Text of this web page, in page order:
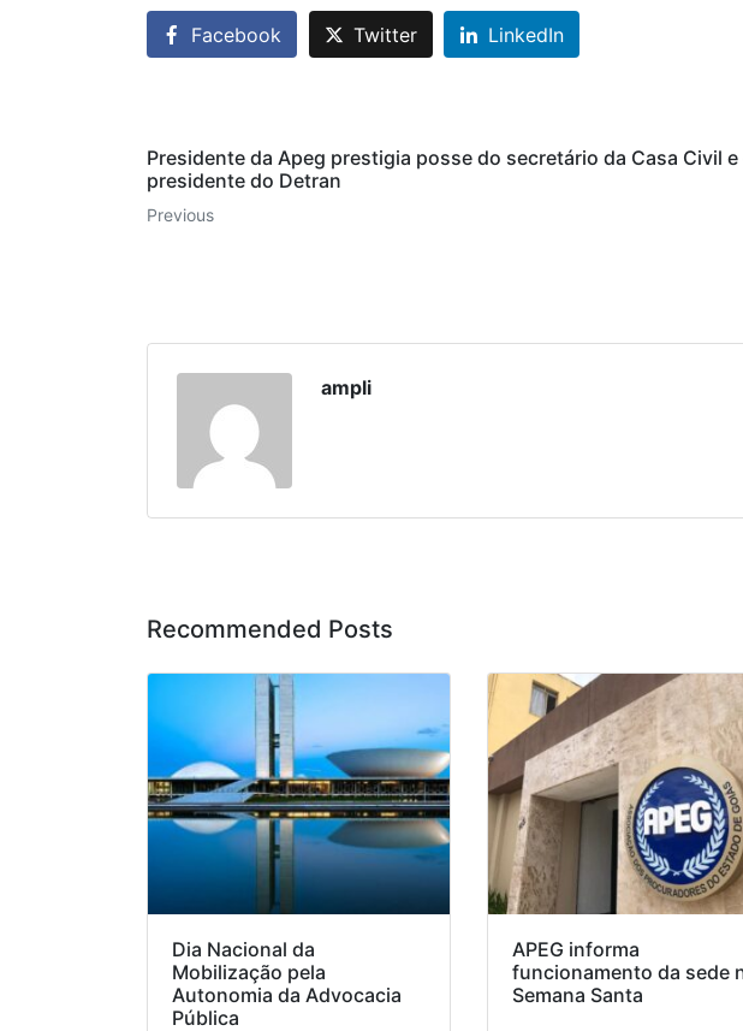
Facebook Twitter LinkedIn
Presidente da Apeg prestigia posse do secretário da Casa Civil e
presidente do Detran
Previous
ampli
Recommended Posts
Dia Nacional da
Mobilização pela
Autonomia da Advocacia
Pública
APEG informa
funcionamento da sede
Semana Santa